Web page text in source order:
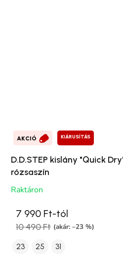
AKCIÓ KIÁRUSÍTÁS
D.D.STEP kislány "Quick
rózsaszín
Raktáron
7 990 Ft-tól
10 490 Ft (akár: –23 %)
23 25 31